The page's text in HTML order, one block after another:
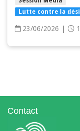
Lutte contre la
23/06/2026
Contact